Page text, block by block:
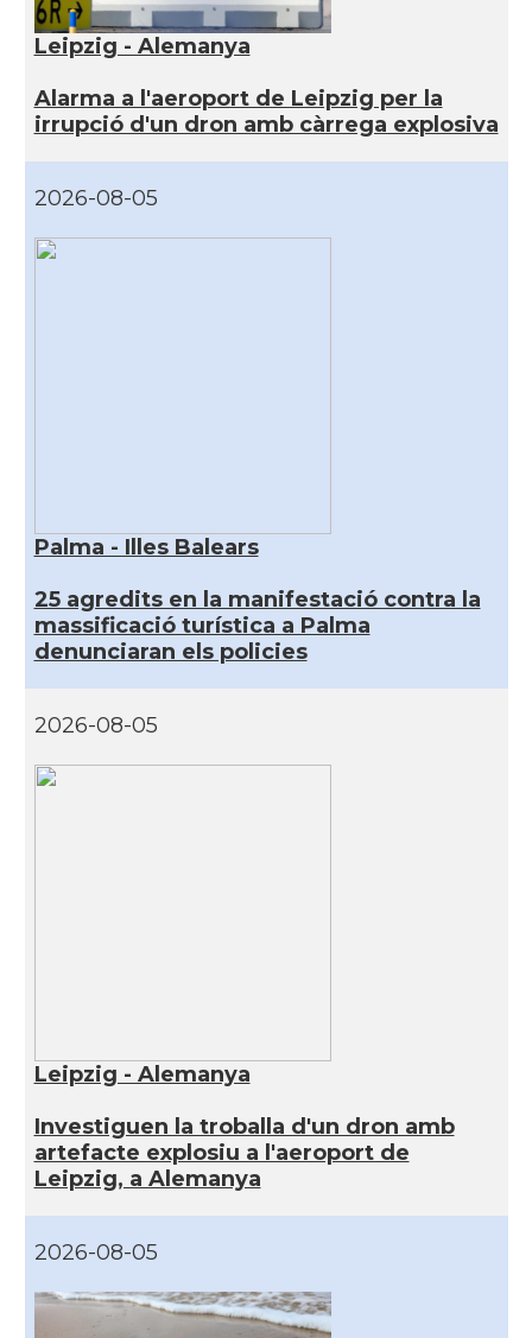
Leipzig - Alemanya
Alarma a l'aeroport de Leipzig per la
irrupció d'un dron amb càrrega explosiva
2026-08-05
Palma - Illes Balears
25 agredits en la manifestació contra la
massificació turística a Palma
denunciaran els policies
2026-08-05
Leipzig - Alemanya
Investiguen la troballa d'un dron amb
artefacte explosiu a l'aeroport de
Leipzig, a Alemanya
2026-08-05